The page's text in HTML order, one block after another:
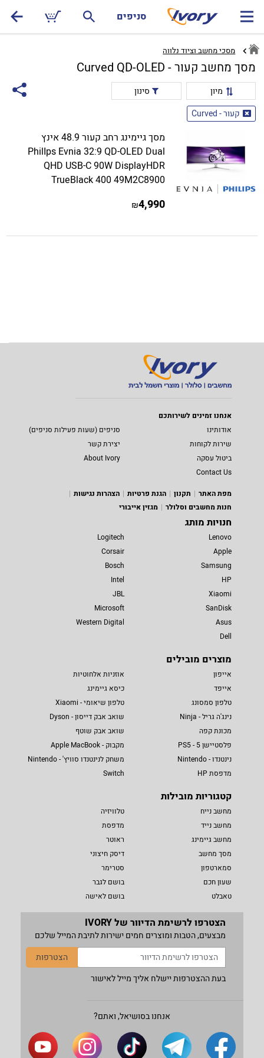
סניפים
מסכי מחשב וציוד נלווה
מסך מחשב קעור - Curved QD-OLED
מיון
סינון
קעור - Curved
מסך גיימינג רחב קעור 48.9 אינץ
PhilIps Evnia 32:9 QD-OLED Dual
QHD USB-C 90W DisplayHDR
TrueBlack 400 49M2C8900
4,990
₪
אנחנו זמינים לשירותכם
אודותינו
סניפים (שעות פעילות סניפים)
שירות לקוחות
יצירת קשר
ביטול עסקה
About Ivory
Contact Us
מפת האתר
תקנון הגנת פרטיות
הצהרות נגישות
חנות מחשבים וסלולר
מגזין אייבורי
חנויות מותג
Lenovo
Apple
Samsung
HP
Xiaomi
SanDisk
Asus
Dell
Logitech
Corsair
Bosch
Intel
JBL
Microsoft
Western Digital
מוצרים מובילים
אייפון
אייפד
טלפון סמסונג
נינג'ה גריל - Ninja
מכונת קפה
פלסטיישן 5 - PS5
נינטנדו - Nintendo
מדפסת HP
אוזניות אלחוטיות
כיסא גיימינג
טלפון שיאומי - Xiaomi
שואב אבק דייסון - Dyson
שואב אבק שוטף
מקבוק - Apple MacBook
משחק לנינטנדו סוויץ' - Nintendo
Switch
קטגוריות מובילות
מחשב נייח
מחשב נייד
מחשב גיימינג
מסך מחשב
סמארטפון
שעון חכם
טאבלט
טלוויזיה
מדפסת
ראוטר
דיסק חיצוני
סטרימר
בושם לגבר
בושם לאישה
הצטרפו לרשימת הדיוור של IVORY
מבצעים, הטבות ומוצרים חמים ישירות לתיבת המייל שלכם
הצטרפות
בעת ההצטרפות יישלח אליך מייל לאישור
אנחנו בסושיאל, ואתם?